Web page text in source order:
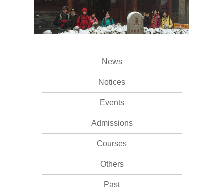
News
Notices
Events
Admissions
Courses
Others
Past